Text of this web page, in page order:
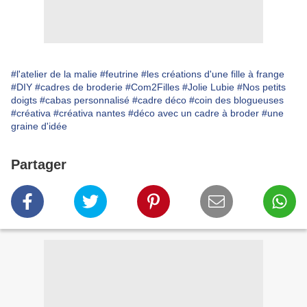
#l'atelier de la malie #feutrine #les créations d'une fille à frange
#DIY #cadres de broderie #Com2Filles #Jolie Lubie #Nos petits
doigts #cabas personnalisé #cadre déco #coin des blogueuses
#créativa #créativa nantes #déco avec un cadre à broder #une
graine d'idée
Partager